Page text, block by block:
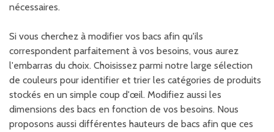
nécessaires.
Si vous cherchez à modifier vos bacs afin qu'ils
correspondent parfaitement à vos besoins, vous aurez
l'embarras du choix. Choisissez parmi notre large sélection
de couleurs pour identifier et trier les catégories de produits
stockés en un simple coup d'œil. Modifiez aussi les
dimensions des bacs en fonction de vos besoins. Nous
proposons aussi différentes hauteurs de bacs afin que ces